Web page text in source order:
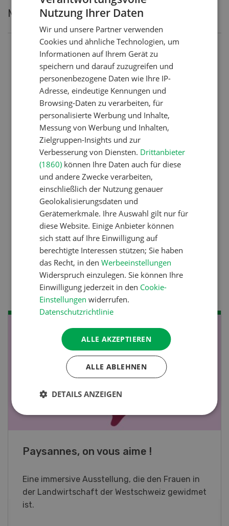
Meistgelesene Artikel
Nutztiere
Schweizer Kuhnamen: Liste
von A-Z
Betriebsführung
Ressourcen: Mit Fäusten
gegen die Alters-Sichtigkeit
Pflanzenbau
Raufutter aus dem Sack
Nutztiere
Stallklima - Hitzestress
verhindern
JAN
28
Fachkurs Aquakultur
Sind Sie in der Fischzucht tätig oder
interessieren Sie sich für das Thema? In
diesem Fall ist unser FBA-Weiterbildungskurs
Nutzung Ihrer Daten
Wir und unsere Partner verwenden
Cookies und ähnliche Technologien, um
Informationen auf Ihrem Gerät zu
speichern und darauf zuzugreifen und
personenbezogene Daten wie Ihre IP-
Adresse, eindeutige Kennungen und
Browsing-Daten zu verarbeiten, für
personalisierte Werbung und Inhalte,
Messung von Werbung und Inhalten,
Zielgruppen-Insights und zur
Verbesserung von Diensten. Drittanbieter
(1860) können Ihre Daten auch für diese
und andere Zwecke verarbeiten,
einschließlich der Nutzung genauer
Geolokalisierungsdaten und
Gerätemerkmale. Ihre Auswahl gilt nur für
diese Website. Einige Anbieter können
sich statt auf Ihre Einwilligung auf
berechtigte Interessen stützen; Sie haben
das Recht, in denWerbeeinstellungen
Widerspruch einzulegen. Sie können Ihre
Einwilligung jederzeit in den Cookie-
Einstellungen widerrufen.
Datenschutzrichtlinie
ALLE AKZEPTIEREN
ALLE ABLEHNEN
DETAILS ANZEIGEN